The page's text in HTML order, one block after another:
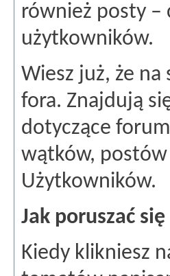
również posty –
użytkowników.
Wiesz już, że na
fora. Znajdują
dotyczące
wątków,
Użytkowników.
Jak poruszać
Kiedy klikniesz